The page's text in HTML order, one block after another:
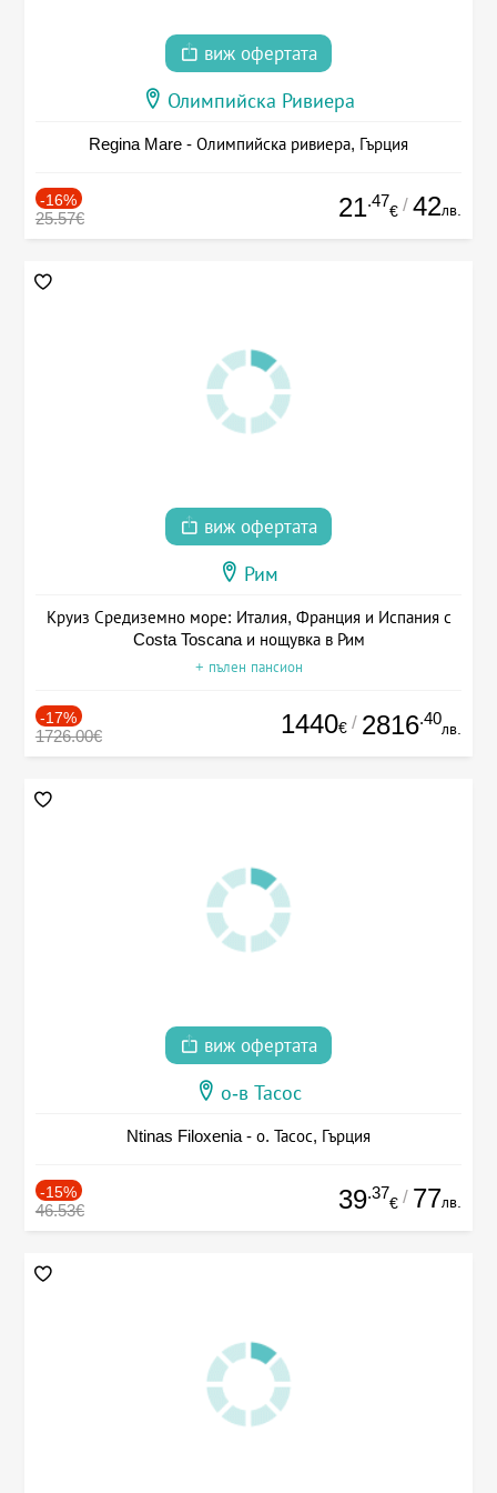
виж офертата
Олимпийска Ривиера
Regina Mare - Олимпийска ривиера, Гърция
-16%
25.57€ 21.47
€ / 42лв.
виж офертата
Рим
Круиз Средиземно море: Италия, Франция и Испания с
Costa Toscana и нощувка в Рим
+ пълен пансион
-17%
1726.00€ 1440€ / 2816.40
лв.
виж офертата
о-в Тасос
Ntinas Filoxenia - о. Тасос, Гърция
-15%
46.53€ 39.37
€ / 77лв.